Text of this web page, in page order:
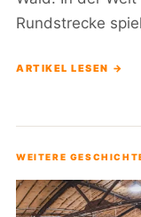
Rundstrecke
ARTIKEL LESEN →
WEITERE